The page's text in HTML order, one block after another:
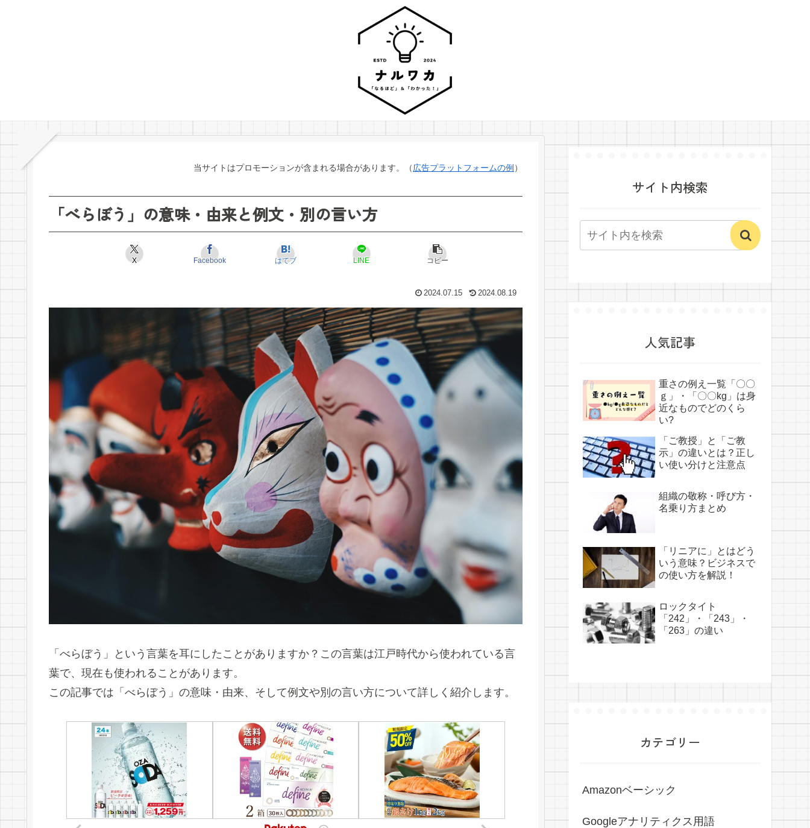
当サイトはプロモーションが含まれる場合があります。（広告プラットフォームの例 ）
「べらぼう」の意味・由来と例文・別の言い方
X Facebook はてブ LINE コピー
2024.07.15 2024.08.19
「べらぼう」という言葉を耳にしたことがありますか？この言葉は江戸時代から使われている言
葉で、現在も使われることがあります。
この記事では「べらぼう」の意味・由来、そして例文や別の言い方について詳しく紹介します。
サイト内検索
人気記事
重さの例え一覧「〇〇
ｇ」・「〇〇kg」は身
近なものでどのくら
い?
「ご教授」と「ご教
示」の違いとは？正し
い使い分けと注意点
組織の敬称・呼び方・
名乗り方まとめ
「リニアに」とはどう
いう意味？ビジネスで
の使い方を解説！
ロックタイト
「242」・「243」・
「263」の違い
カテゴリー
Amazonベーシック
Googleアナリティクス用語